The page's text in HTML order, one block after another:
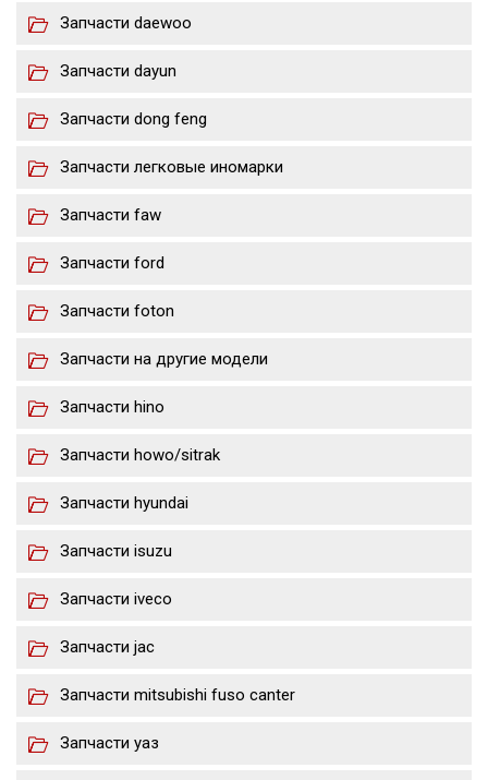
Запчасти daewoo
Запчасти dayun
Запчасти dong feng
Запчасти легковые иномарки
Запчасти faw
Запчасти ford
Запчасти foton
Запчасти на другие модели
Запчасти hino
Запчасти howo/sitrak
Запчасти hyundai
Запчасти isuzu
Запчасти iveco
Запчасти jac
Запчасти mitsubishi fuso canter
Запчасти уаз